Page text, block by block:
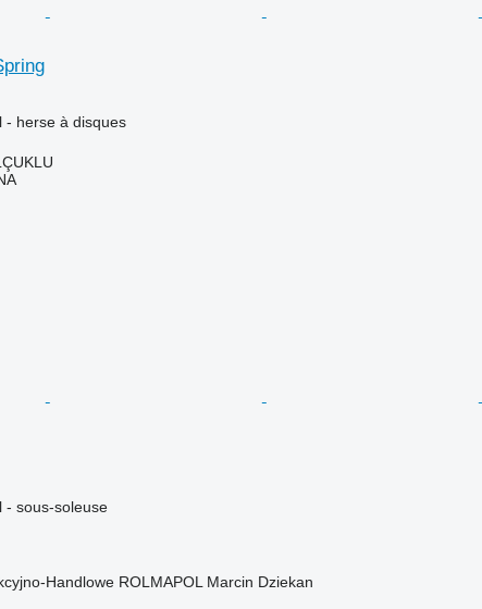
- herse à disques
- sous-soleuse
Handlowe ROLMAPOL Marcin Dziekan